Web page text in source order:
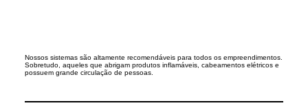
Nossos sistemas são altamente recomendáveis para todos os empreendimentos.
Sobretudo, aqueles que abrigam produtos inflamáveis, cabeamentos elétricos e
possuem grande circulação de pessoas.